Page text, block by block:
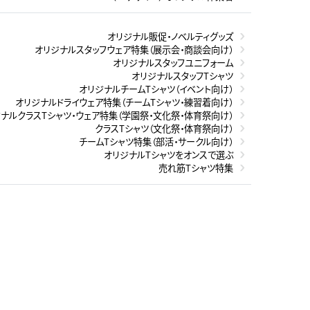
オリジナル販促・ノベルティグッズ
オリジナルスタッフウェア特集（展示会・商談会向け）
オリジナルスタッフユニフォーム
オリジナルスタッフTシャツ
オリジナルチームTシャツ（イベント向け）
オリジナルドライウェア特集（チームTシャツ・練習着向け）
ルクラスTシャツ・ウェア特集（学園祭・文化祭・体育祭向け）
クラスTシャツ（文化祭・体育祭向け）
チームTシャツ特集（部活・サークル向け）
オリジナルTシャツをオンスで選ぶ
売れ筋Tシャツ特集